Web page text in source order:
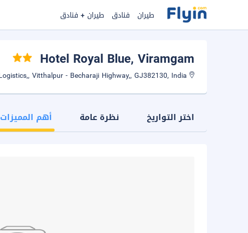
طيران فنادق طيران + فنادق
Hotel Royal Blue, Viramgam
اختر التواريخ نظرة عامة أهم المميزات